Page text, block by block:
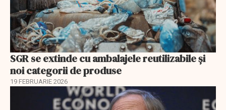
SGR se extinde cu ambalajele reutilizabile și
noi categorii de produse
19 FEBRUARIE 2026